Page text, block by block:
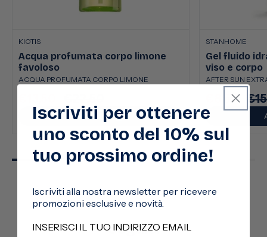
KIOTIS
Acqua profumata corpo limone
favoloso
ACQUA PROFUMATA CORPO LIMONE
scontato di
AGGIUNGI
STANHOME
Gel fluido
viso e corpo
AFTER SUN
Prezzo
scontato
€8,50
di
Seguici
Iscriviti per ottenere
uno sconto del 10% sul
tuo prossimo ordine!
Iscriviti alla nostra newsletter per ricevere
promozioni esclusive e novità.
INSERISCI IL TUO INDIRIZZO EMAIL